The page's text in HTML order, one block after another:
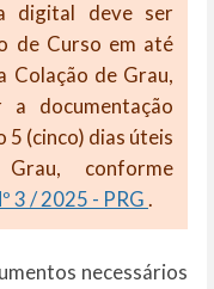
digital deve ser
de Curso em até
Colação de Grau,
a documentação
5 (cinco) dias úteis
conforme
3 / 2025 - PRG.
necessários